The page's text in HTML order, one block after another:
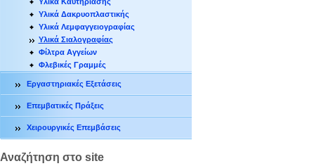
Υλικά Δακρυοπλαστικής
Υλικά Λεμφαγγειογραφίας
Υλικά Σιαλογραφίας
Φίλτρα Αγγείων
Φλεβικές Γραμμές
Εργαστηριακές Εξετάσεις
Επεμβατικές Πράξεις
Χειρουργικές Επεμβάσεις
Αναζήτηση στο site